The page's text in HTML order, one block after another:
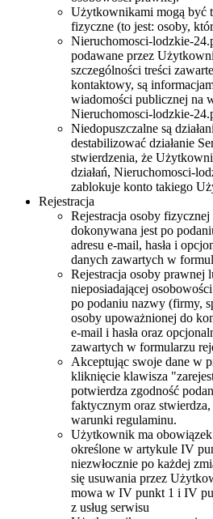
Użytkownikami mogą być
fizyczne (to jest: osoby,
Nieruchomosci-lodzkie-
podawane przez
szczególności treści
kontaktowy, są
wiadomości publicznej na
Nieruchomosci-lodzkie-
Niedopuszczalne są
destabilizować działanie
stwierdzenia, że
działań, Nieruchomosci-
zablokuje konto takiego
Rejestracja
Rejestracja osoby
dokonywana jest po
adresu e-mail, hasła i
danych zawartych w
Rejestracja osoby prawnej
nieposiadającej
po podaniu nazwy (firmy,
osoby upoważnionej do
e-mail i hasła oraz
zawartych w formularzu
Akceptując swoje dane w
kliknięcie klawisza
potwierdza zgodność
faktycznym oraz stwierdza,
warunki regulaminu.
Użytkownik ma
określone w artykule IV
niezwłocznie po każdej
się usuwania przez
mowa w IV punkt 1 i IV
z usług serwisu